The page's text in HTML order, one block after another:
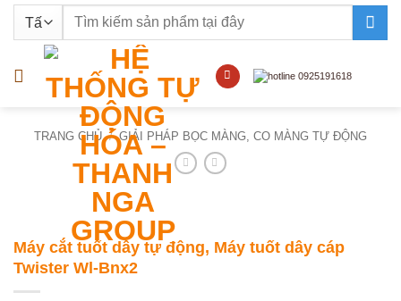
nội
Tìm
TRANG CHỦ / GIẢI PHÁP BỌC MÀNG, CO MÀNG TỰ ĐỘNG
Máy cắt tuốt dây tự động, Máy tuốt dây cáp
Twister Wl-Bnx2